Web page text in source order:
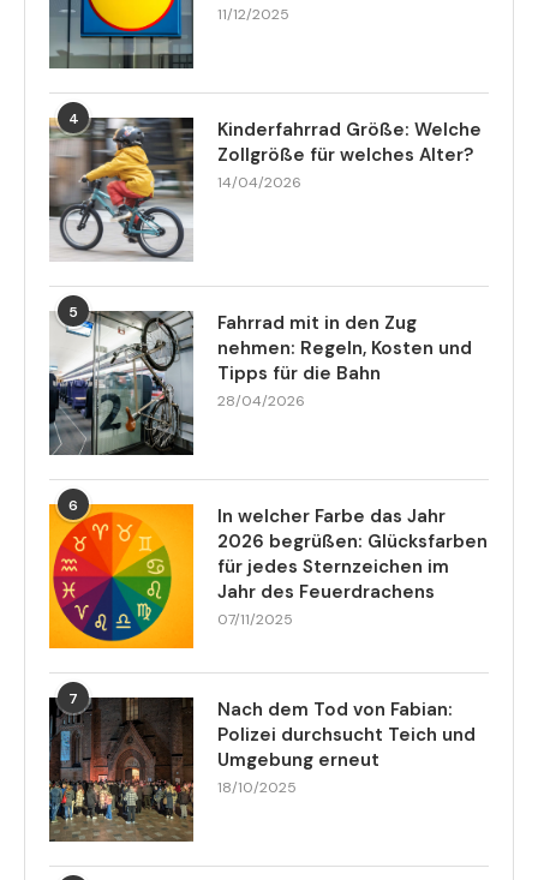
11/12/2025
4
Kinderfahrrad Größe: Welche
Zollgröße für welches Alter?
14/04/2026
5
Fahrrad mit in den Zug
nehmen: Regeln, Kosten und
Tipps für die Bahn
28/04/2026
6
In welcher Farbe das Jahr
2026 begrüßen: Glücksfarben
für jedes Sternzeichen im
Jahr des Feuerdrachens
07/11/2025
7
Nach dem Tod von Fabian:
Polizei durchsucht Teich und
Umgebung erneut
18/10/2025